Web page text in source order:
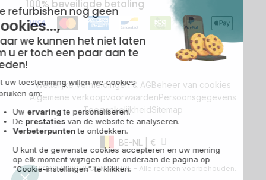
100% beveiligde betaling
Wettelijke vermeldingen & AGBeheer van cookies
Algemene verkoopvoorwaardenPersoonsgegevens
ToegankelijkheidSitemap
BE-NL | €
© 2009-2026 RECOMMERCE - Alle rechten voorbehouden.